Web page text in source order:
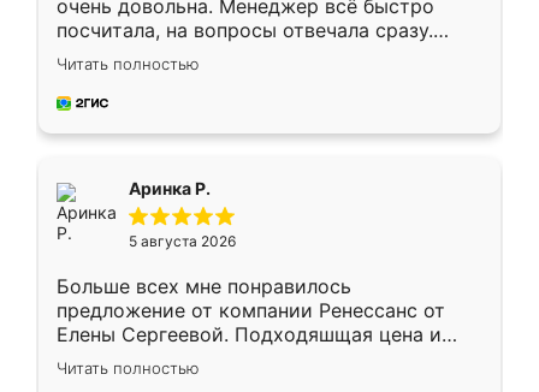
очень довольна. Менеджер всё быстро
посчитала, на вопросы отвечала сразу.
Замерщик приехал в субботу, подошёл к
делу со всей ответственностью. Собрали
за день, ребята работали аккуратно, даже
Читать полностью
Аринка Р.
5 августа 2026
Больше всех мне понравилось
предложение от компании Ренессанс от
Елены Сергеевой. Подходяшщая цена и
короткие сроки изготовления. Приехавший
для замера сотрудник Владислав
Читать полностью